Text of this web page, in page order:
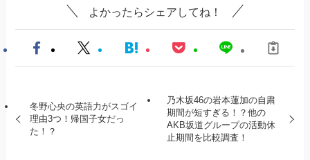
よかったらシェアしてね！
冬野心央の英語力がスゴイ
理由3つ！帰国子女だっ
た！？
乃木坂46の岩本蓮加の自粛
期間が短すぎる！？他の
AKB坂道グループの活動休
止期間を比較調査！